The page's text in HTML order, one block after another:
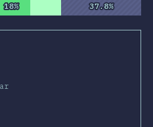
18%
18% 37.8%
37.8%